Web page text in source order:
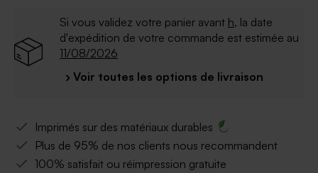
Si vous validez votre panier avant h, la date
d'expédition de votre commande est estimée au
11/08/2026
› Voir toutes les options de livraison
Imprimés sur des matériaux durables
Plus de 95% de nos clients nous recommandent
100% satisfait ou réimpression gratuite